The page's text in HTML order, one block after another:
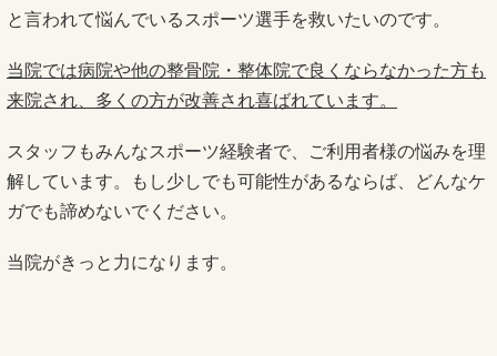
と言われて悩んでいるスポーツ選手を救いたいのです。
当院では病院や他の整骨院・整体院で良くならなかった方も
来院され、多くの方が改善され喜ばれています。
スタッフもみんなスポーツ経験者で、ご利用者様の悩みを理
解しています。もし少しでも可能性があるならば、どんなケ
ガでも諦めないでください。
当院がきっと力になります。